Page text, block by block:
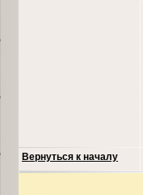
Вернуться к началу